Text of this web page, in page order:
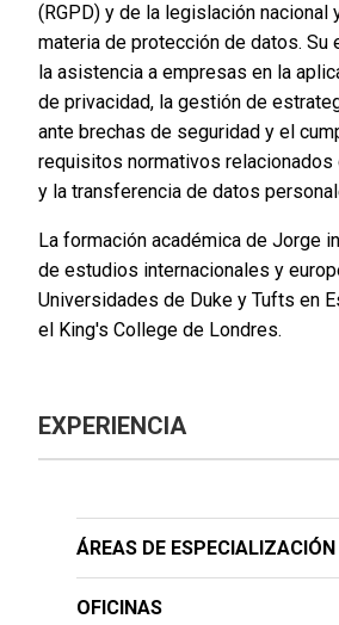
(RGPD) y de la legislación nacional
materia de protección de datos. Su
la asistencia a empresas en la
de privacidad, la gestión de
ante brechas de seguridad y el
requisitos normativos relacionados
y la transferencia de datos
La formación académica de Jorge
de estudios internacionales y
Universidades de Duke y Tufts en
el King's College de Londres.
EXPERIENCIA
Orange acquires Lorca
MasOrange
Jones Day advised Orange, S.A.
ÁREAS DE ESPECIALIZACIÓN
OFICINAS